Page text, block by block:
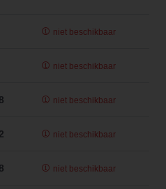
niet beschikbaar
niet beschikbaar
niet beschikbaar
niet beschikbaar
niet beschikbaar